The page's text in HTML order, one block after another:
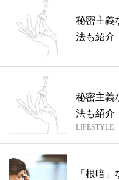
秘密主義
法も紹介
秘密主義
法も紹介
LIFESTYLE
「根暗